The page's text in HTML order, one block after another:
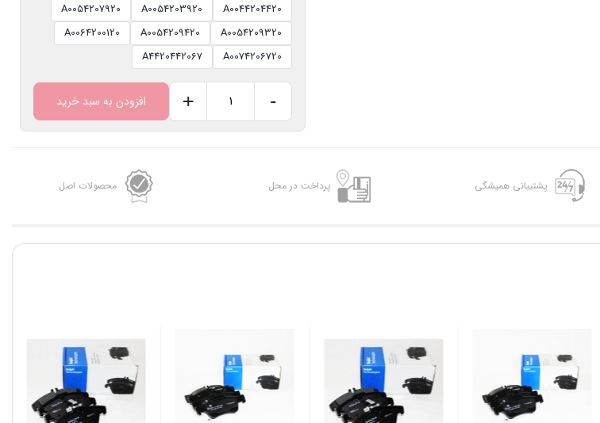
A0044204420
A0054203920
A0054207920
A0054209320
A0054209420
A0064200120
A0074206720
A4420442067
ترمز
مرسدس
کد
-
+ افزودن به سبد خرید
پشتیبانی همیشگی پرداخت در محل محصولات اصل